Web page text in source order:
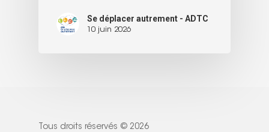
Se déplacer autrement - ADTC
10 juin 2026
Tous droits réservés © 2026